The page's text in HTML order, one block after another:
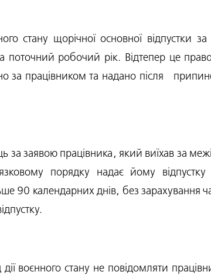
стану щорічної основної відпустки
поточний робочий рік. Відтепер це
за працівником та надано після
за заявою працівника, який виїхав за
порядку надає йому
90 календарних днів, без зарахування
воєнного стану не повідомляти